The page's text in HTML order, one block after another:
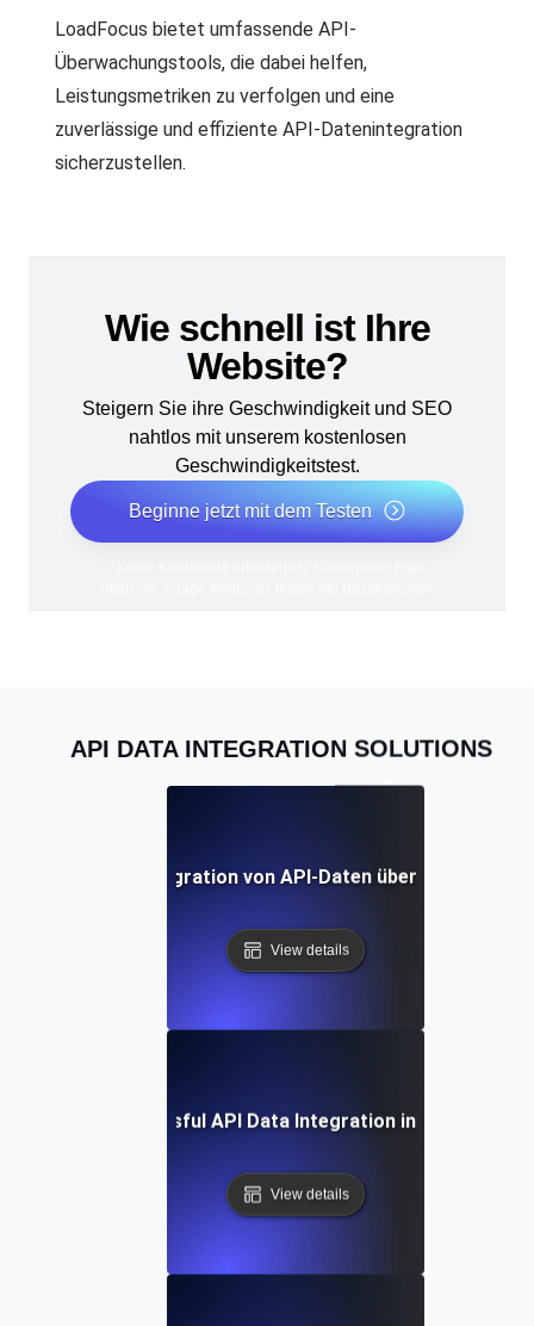
LoadFocus bietet umfassende API-
Überwachungstools, die dabei helfen,
Leistungsmetriken zu verfolgen und eine
zuverlässige und effiziente API-Datenintegration
sicherzustellen.
Wie schnell ist Ihre
Website?
Steigern Sie ihre Geschwindigkeit und SEO
nahtlos mit unserem kostenlosen
Geschwindigkeitstest.
Beginne jetzt mit dem Testen
API DATA INTEGRATION SOLUTIONS
für die Integration von API-Daten über
View details
Study: Successful API Data Integration in Enterprise
View details